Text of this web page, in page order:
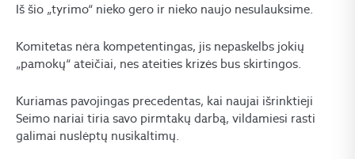
Iš šio „tyrimo“ nieko gero ir nieko naujo nesulauksime.
Komitetas nėra kompetentingas, jis nepaskelbs jokių
„pamokų“ ateičiai, nes ateities krizės bus skirtingos.
Kuriamas pavojingas precedentas, kai naujai išrinktieji
Seimo nariai tiria savo pirmtakų darbą, vildamiesi rasti
galimai nuslėptų nusikaltimų.